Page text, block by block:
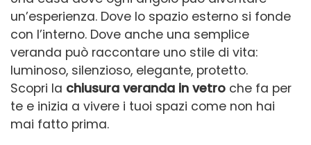
un’esperienza. Dove lo spazio esterno si fonde
con l’interno. Dove anche una semplice
veranda può raccontare uno stile di vita:
luminoso, silenzioso, elegante, protetto.
Scopri la chiusura veranda in vetro che fa per
te e inizia a vivere i tuoi spazi come non hai
mai fatto prima.